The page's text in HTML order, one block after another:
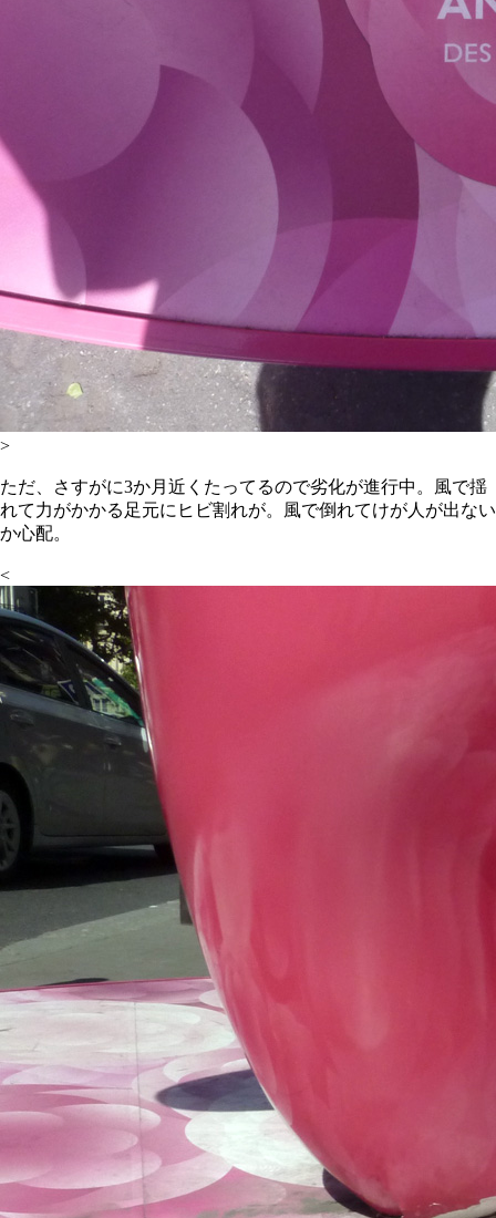
>
ただ、さすがに3か月近くたってるので劣化が進行中。風で揺
れて力がかかる足元にヒビ割れが。風で倒れてけが人が出ない
か心配。
<